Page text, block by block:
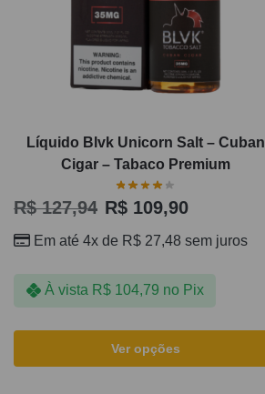
Líquido Blvk Unicorn Salt – Cuban
Cigar – Tabaco Premium
R$127,94 R$ 109,90
Em até 4x de R$ 27,48 sem juros
À vista R$104,79 no Pix
Ver opções